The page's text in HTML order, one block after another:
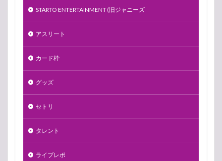
STARTO ENTERTAINMENT (旧ジャニーズ
アスリート
カード枠
グッズ
セトリ
タレント
ライブレポ